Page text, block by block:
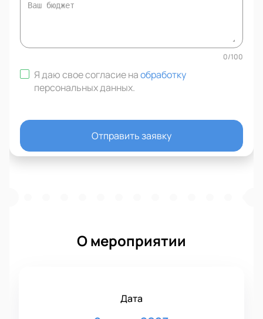
0/100
Я даю свое согласие наобработку
персональных данных.
Отправить заявку
О мероприятии
Дата